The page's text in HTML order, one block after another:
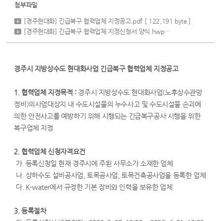
첨부파일
[경주현대화] 긴급복구 협력업체 지정공고.pdf [ 122,191 byte ]
[경주현대화] 긴급복구 협력업체 지정신청서 양식.hwp [ 69,632 byte ]
경주시 지방상수도 현대화사업 긴급복구 협력업체 지정공고
1. 협력업체 지정목적 : 경주시 지방상수도 현대화사업(노후상수관망
정비)의사업대상지 내 수도시설물의 누수사고 및 수도시설물 손괴에
의한 안전사고를 예방하기 위해 시행되는 긴급복구공사 시행을 위한
복구업체 지정
2. 협력업체 신청자격요건
가. 등록신청일 현재 경주시에 주된 사무소가 소재한 업체
나. 상하수도 설비공사업, 토목공사업, 토목건축공사업을 등록한 업체
다. K-water에서 규정한 기본 장비와 인력을 보유한 업체
3. 등록절차